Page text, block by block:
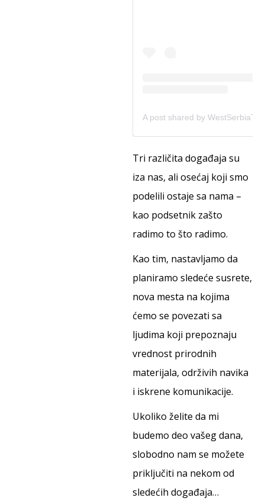
Tri različita događaja su
iza nas, ali osećaj koji smo
podelili ostaje sa nama –
kao podsetnik zašto
radimo to što radimo.
Kao tim, nastavljamo da
planiramo sledeće susrete,
nova mesta na kojima
ćemo se povezati sa
ljudima koji prepoznaju
vrednost prirodnih
materijala, održivih navika
i iskrene komunikacije.
Ukoliko želite da mi
budemo deo vašeg dana,
slobodno nam se možete
priključiti na nekom od
sledećih događaja…